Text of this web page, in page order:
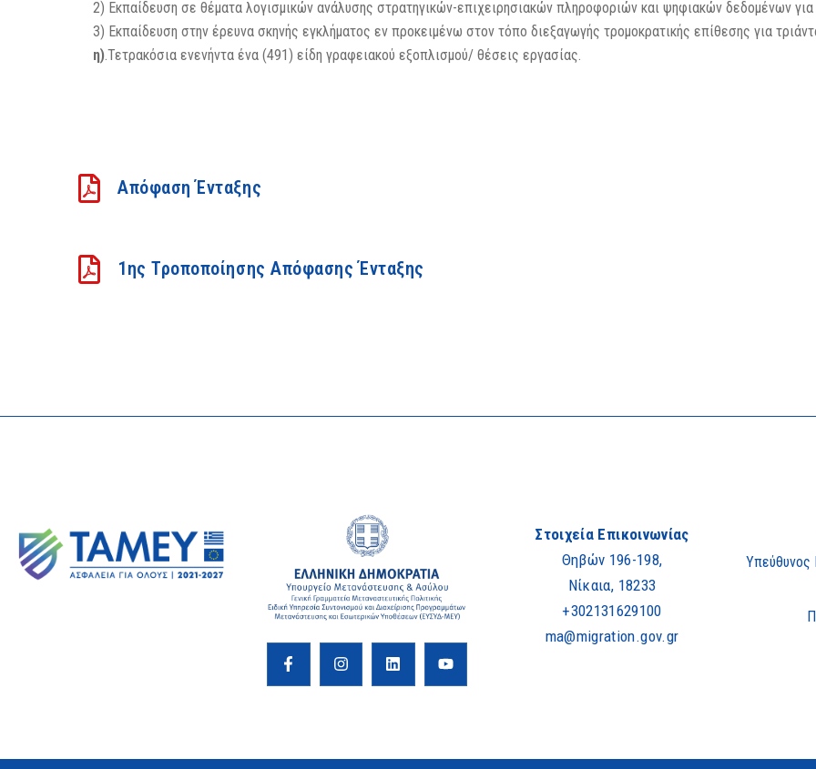
2) Εκπαίδευση σε θέματα λογισμικών ανάλυσης στρατηγικών-επιχειρησιακών πληροφοριών και ψηφιακών δεδομένων
3) Εκπαίδευση στην έρευνα σκηνής εγκλήματος εν προκειμένω στον τόπο διεξαγωγής τρομοκρατικής επίθεσης για
η).Τετρακόσια ενενήντα ένα (491) είδη γραφειακού εξοπλισμού/ θέσεις εργασίας.
Απόφαση Ένταξης
1ης Τροποποίησης Απόφασης Ένταξης
Στοιχεία Επικοινωνίας
Θηβών 196-198,
Νίκαια, 18233
+302131629100
ma@migration.gov.gr